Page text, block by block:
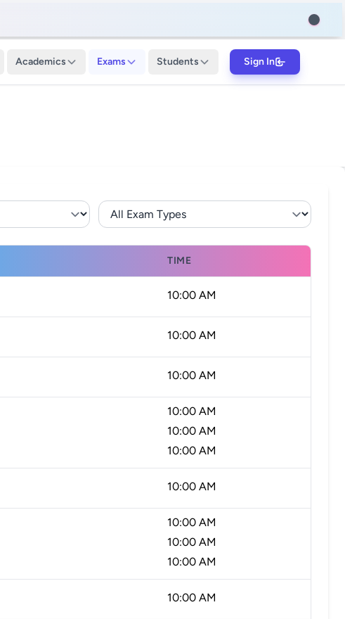
Academics Exams Students Sign In
TIME
10:00 AM
10:00 AM
10:00 AM
10:00 AM
10:00 AM
10:00 AM
10:00 AM
10:00 AM
10:00 AM
10:00 AM
10:00 AM